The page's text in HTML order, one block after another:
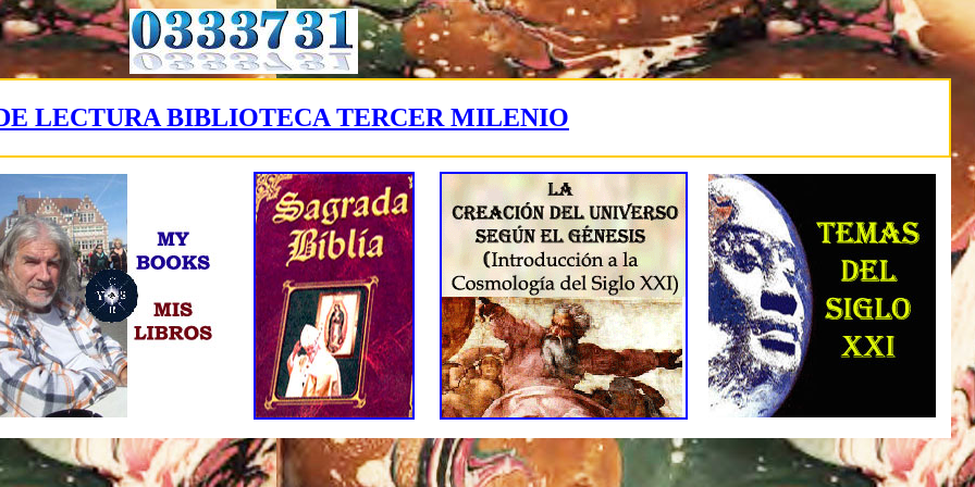
LECTURA BIBLIOTECA TERCER MILENIO